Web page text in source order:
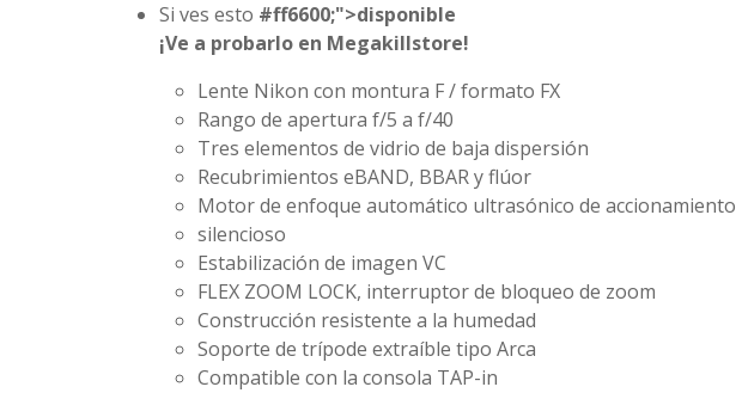
Si ves esto #ff6600;">disponible
¡Ve a probarlo en Megakillstore!
Lente Nikon con montura F / formato FX
Rango de aperturaf/5 a f/40
Tres elementos de vidrio de baja dispersión
Recubrimientos eBAND, BBAR y flúor
Motor de enfoque automático ultrasónico de accionamiento
silencioso
Estabilización de imagen VC
FLEX ZOOM LOCK, interruptor de bloqueo de zoom
Construcción resistente a la humedad
Soporte de trípode extraíble tipo Arca
Compatible con la consola TAP-in